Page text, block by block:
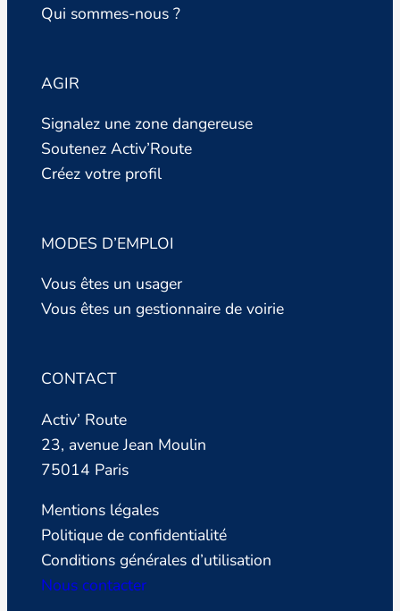
Qui sommes-nous ?
AGIR
Signalez une zone dangereuse
Soutenez Activ’Route
Créez votre profil
MODES D’EMPLOI
Vous êtes un usager
Vous êtes un gestionnaire de voirie
CONTACT
Activ’ Route
23, avenue Jean Moulin
75014 Paris
Mentions légales
Politique de confidentialité
Conditions générales d’utilisation
Nous contacter